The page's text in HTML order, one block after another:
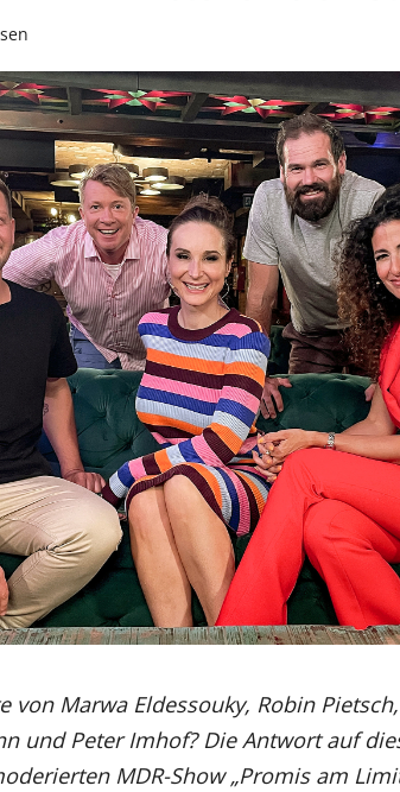
von Marwa Eldessouky, Robin
und Peter Imhof? Die Antwort auf
MDR-Show „Promis am